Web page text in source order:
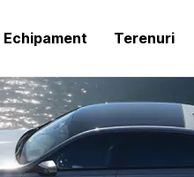
Echipament Terenuri